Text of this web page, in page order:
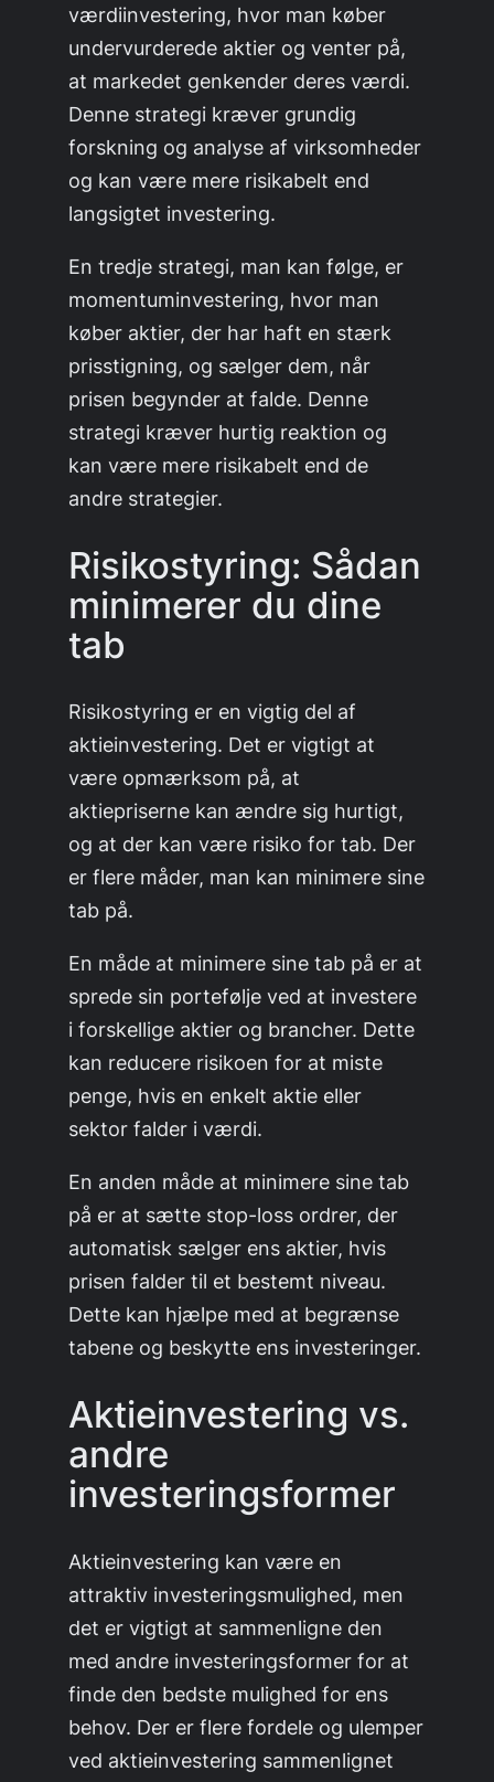
værdiinvestering, hvor man køber
undervurderede aktier og venter på,
at markedet genkender deres værdi.
Denne strategi kræver grundig
forskning og analyse af virksomheder
og kan være mere risikabelt end
langsigtet investering.
En tredje strategi, man kan følge, er
momentuminvestering, hvor man
køber aktier, der har haft en stærk
prisstigning, og sælger dem, når
prisen begynder at falde. Denne
strategi kræver hurtig reaktion og
kan være mere risikabelt end de
andre strategier.
Risikostyring: Sådan
minimerer du dine
tab
Risikostyring er en vigtig del af
aktieinvestering. Det er vigtigt at
være opmærksom på, at
aktiepriserne kan ændre sig hurtigt,
og at der kan være risiko for tab. Der
er flere måder, man kan minimere sine
tab på.
En måde at minimere sine tab på er at
sprede sin portefølje ved at investere
i forskellige aktier og brancher. Dette
kan reducere risikoen for at miste
penge, hvis en enkelt aktie eller
sektor falder i værdi.
En anden måde at minimere sine tab
på er at sætte stop-loss ordrer, der
automatisk sælger ens aktier, hvis
prisen falder til et bestemt niveau.
Dette kan hjælpe med at begrænse
tabene og beskytte ens investeringer.
Aktieinvestering vs.
andre
investeringsformer
Aktieinvestering kan være en
attraktiv investeringsmulighed, men
det er vigtigt at sammenligne den
med andre investeringsformer for at
finde den bedste mulighed for ens
behov. Der er flere fordele og ulemper
ved aktieinvestering sammenlignet